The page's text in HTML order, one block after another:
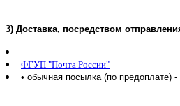
3) Доставка, посредством
ФГУП "Почта России"
• обычная посылка (по предоплате) -